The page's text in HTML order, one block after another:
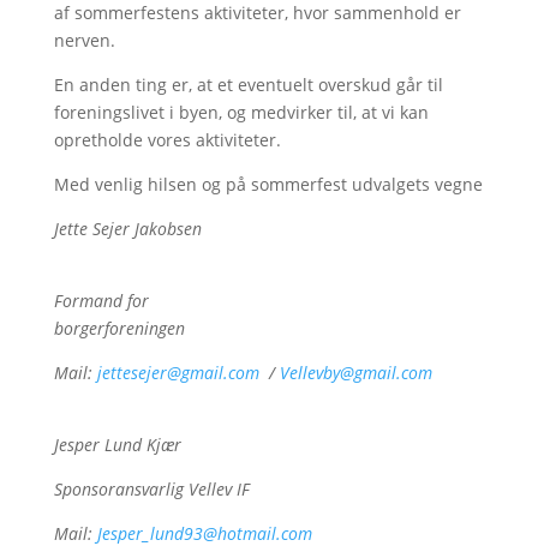
af sommerfestens aktiviteter, hvor sammenhold er
nerven.
En anden ting er, at et eventuelt overskud går til
foreningslivet i byen, og medvirker til, at vi kan
opretholde vores aktiviteter.
Med venlig hilsen og på sommerfest udvalgets vegne
Jette Sejer Jakobsen
Formand for
borgerforeningen
Mail: jettesejer@gmail.com/ Vellevby@gmail.com
Jesper Lund Kjær
Sponsoransvarlig Vellev IF
Mail: Jesper_lund93@hotmail.com